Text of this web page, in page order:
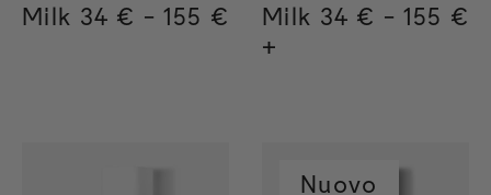
Milk Regular price
34 € - 155 €
Regular price
155€
Regular price
34€
Milk
+
Regular price
34 € - 155 €
155€
34€
Nuovo